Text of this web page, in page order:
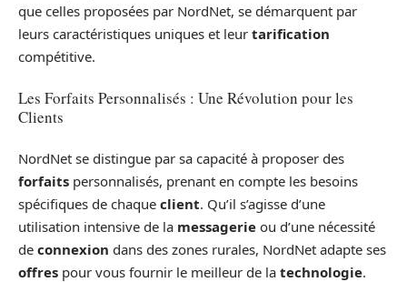
que celles proposées par NordNet, se démarquent par
leurs caractéristiques uniques et leur tarification
compétitive.
Les Forfaits Personnalisés : Une Révolution pour les
Clients
NordNet se distingue par sa capacité à proposer des
forfaits personnalisés, prenant en compte les besoins
spécifiques de chaque client. Qu’il s’agisse d’une
utilisation intensive de la messagerie ou d’une nécessité
de connexion dans des zones rurales, NordNet adapte ses
offres pour vous fournir le meilleur de la technologie.